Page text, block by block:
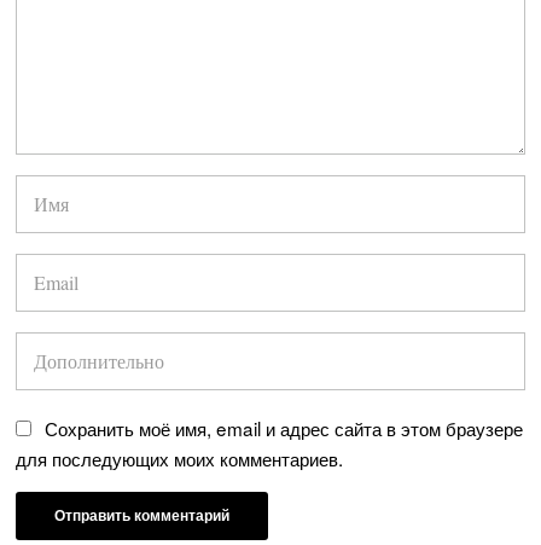
Сохранить моё имя, email и адрес сайта в этом браузере
для последующих моих комментариев.